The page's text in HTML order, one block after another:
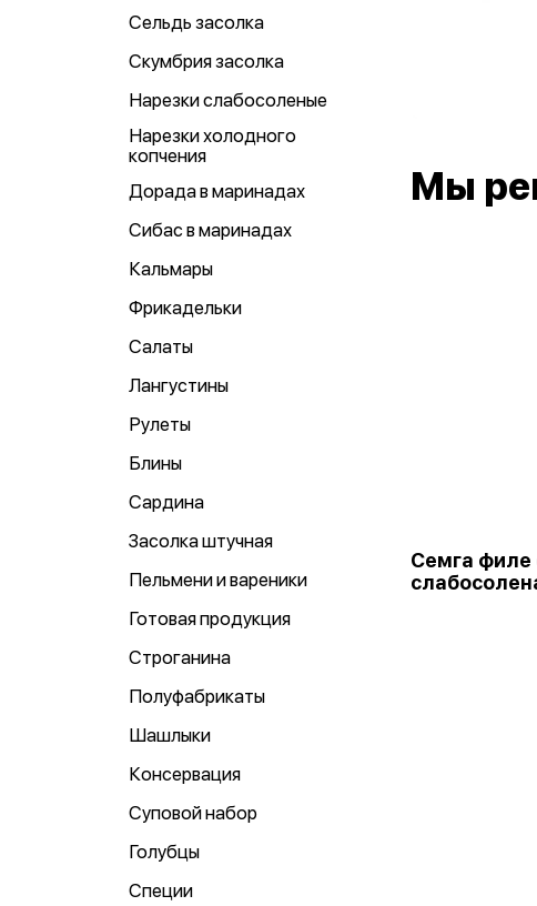
Сельдь засолка
Скумбрия засолка
Нарезки слабосоленые
Нарезки холодного
копчения
Дорада в маринадах
Сибас в маринадах
Кальмары
Фрикадельки
Салаты
Лангустины
Рулеты
Блины
Сардина
Засолка штучная
Пельмени и вареники
Готовая продукция
Строганина
Полуфабрикаты
Шашлыки
Консервация
Суповой набор
Голубцы
Специи
Мы
Семга филе